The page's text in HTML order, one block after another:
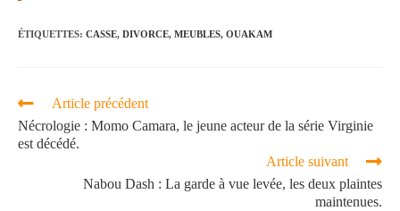
ÉTIQUETTES: CASSE, DIVORCE, MEUBLES, OUAKAM
Article précédent
Nécrologie : Momo Camara, le jeune acteur de la série Virginie
est décédé.
Article suivant
Nabou Dash : La garde à vue levée, les deux plaintes
maintenues.